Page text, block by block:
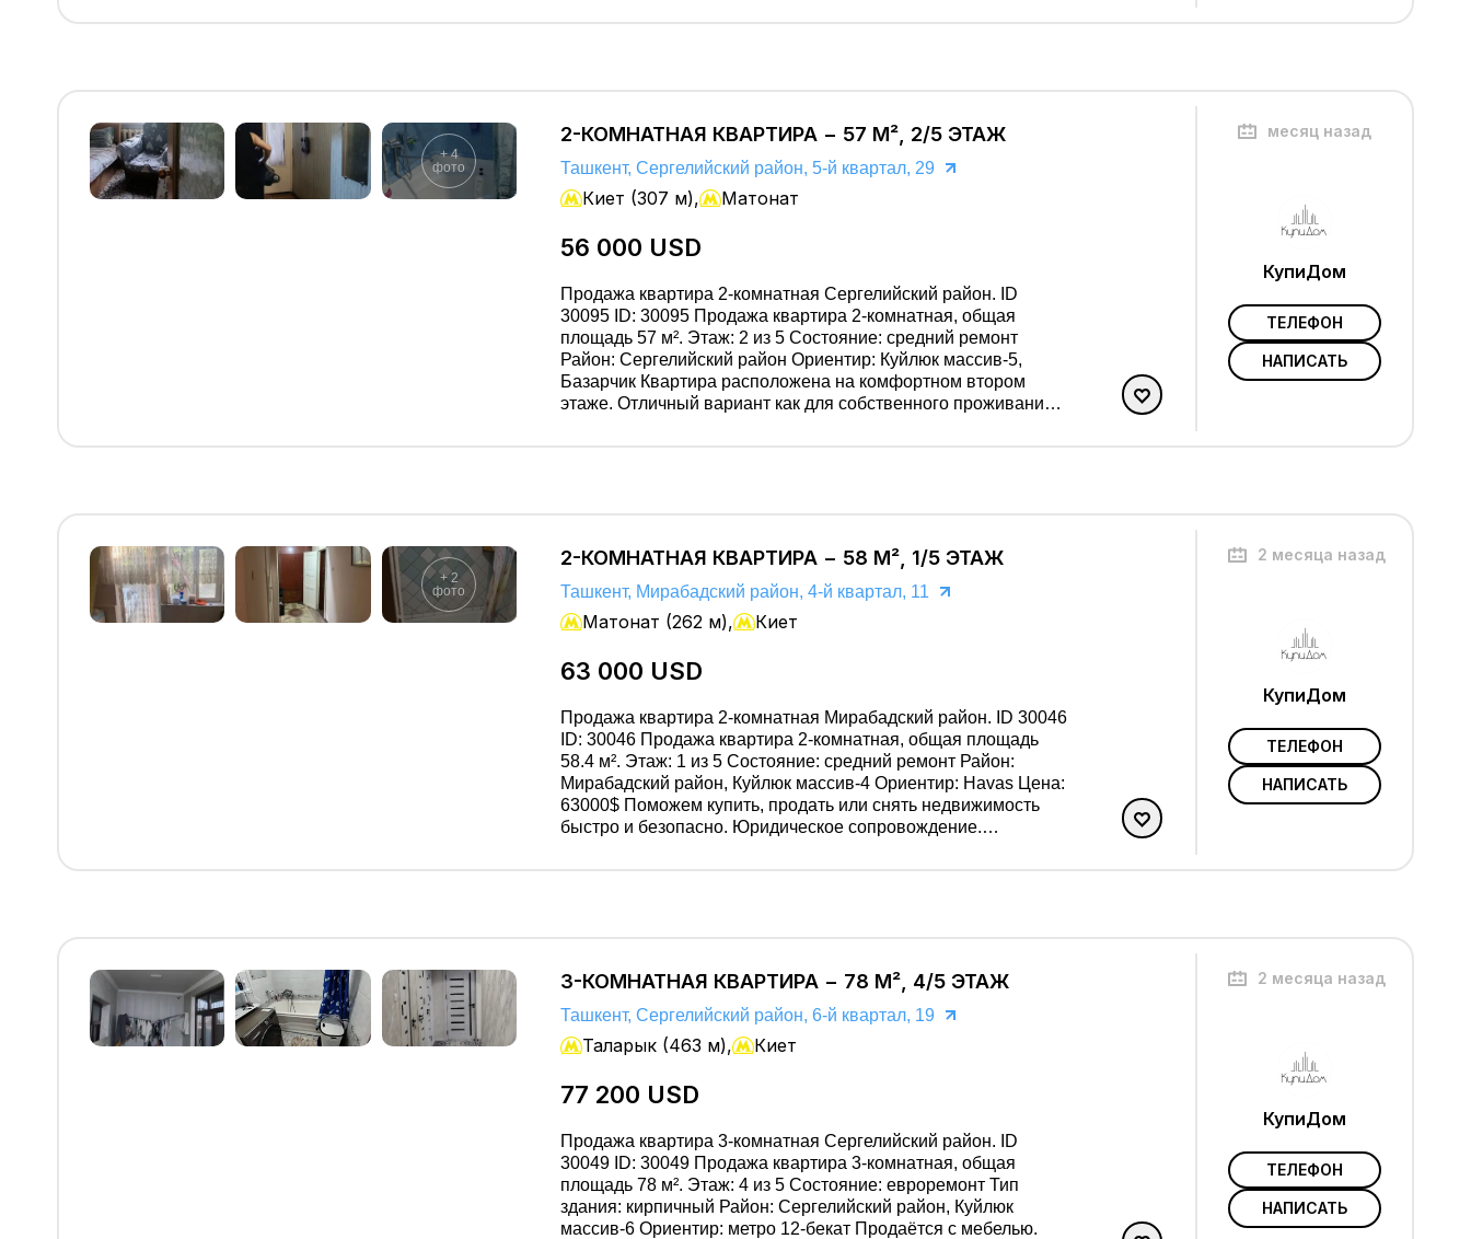
парк, зелёная зона, детский сад, больница, поликлиника и
вариант. Звоните: 951455455 / 981603666
+4
фото
2-КОМНАТНАЯ КВАРТИРА − 57 М², 2/5 ЭТАЖ
Ташкент, Сергелийский район, 5-й квартал, 29
Киет (307 м), Матонат
56 000 USD
Продажа квартира 2-комнатная Сергелийский район. ID
30095 ID: 30095 Продажа квартира 2-комнатная, общая
площадь 57 м². Этаж: 2 из 5 Состояние: средний ремонт
Район: Сергелийский район Ориентир: Куйлюк массив-5,
Базарчик Квартира расположена на комфортном втором
этаже. Отличный вариант как для собственного проживания,
продать или снять недвижимость быстро и безопасно.
месяц назад
КупиДом
ТЕЛЕФОН
НАПИСАТЬ
+2
фото
2-КОМНАТНАЯ КВАРТИРА − 58 М², 1/5 ЭТАЖ
Ташкент, Мирабадский район, 4-й квартал, 11
Матонат (262 м), Киет
63 000 USD
Продажа квартира 2-комнатная Мирабадский район. ID 30046
ID: 30046 Продажа квартира 2-комнатная, общая площадь
58.4 м². Этаж: 1 из 5 Состояние: средний ремонт Район:
Мирабадский район, Куйлюк массив-4 Ориентир: Havas Цена:
63000$ Поможем купить, продать или снять недвижимость
быстро и безопасно. Юридическое сопровождение.
2 месяца назад
КупиДом
ТЕЛЕФОН
НАПИСАТЬ
3-КОМНАТНАЯ КВАРТИРА − 78 М², 4/5 ЭТАЖ
Ташкент, Сергелийский район, 6-й квартал, 19
Таларык (463 м), Киет
77 200 USD
Продажа квартира 3-комнатная Сергелийский район. ID
30049 ID: 30049 Продажа квартира 3-комнатная, общая
площадь 78 м². Этаж: 4 из 5 Состояние: евроремонт Тип
здания: кирпичный Район: Сергелийский район, Куйлюк
массив-6 Ориентир: метро 12-бекат Продаётся с мебелью.
2 месяца назад
КупиДом
ТЕЛЕФОН
НАПИСАТЬ